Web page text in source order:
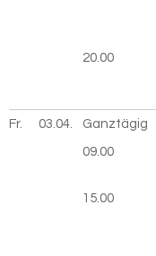
20.00
Fr. 03.04. 2026
Ganztägig
09.00
15.00